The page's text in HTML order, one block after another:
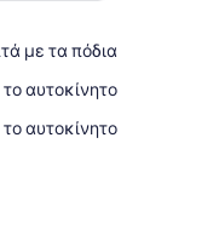
με τα πόδια‬
αυτοκίνητο‬
αυτοκίνητο‬